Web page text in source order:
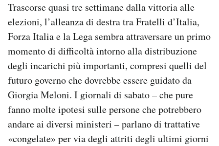
AREA PERSONALE
Area Personale
Regala il Post
Hai bisogno di aiuto?
Esci
Trascorse quasi tre settimane dalla vittoria alle
elezioni, l’alleanza di destra tra Fratelli d’Italia,
Forza Italia e la Lega sembra attraversare un primo
momento di difficoltà intorno alla distribuzione
degli incarichi più importanti, compresi quelli del
futuro governo che dovrebbe essere guidato da
Giorgia Meloni. I giornali di sabato – che pure
fanno molte ipotesi sulle persone che potrebbero
andare ai diversi ministeri – parlano di trattative
«congelate» per via degli attriti degli ultimi giorni